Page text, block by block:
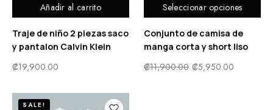
Añadir al carrito
Traje de niño 2 piezas saco
y pantalon Calvin Klein
₡19,900.00
Seleccionar opciones
Conjunto de camisa de
manga corta y short liso
₡11,900.00 ₡5,950.00
SALE!